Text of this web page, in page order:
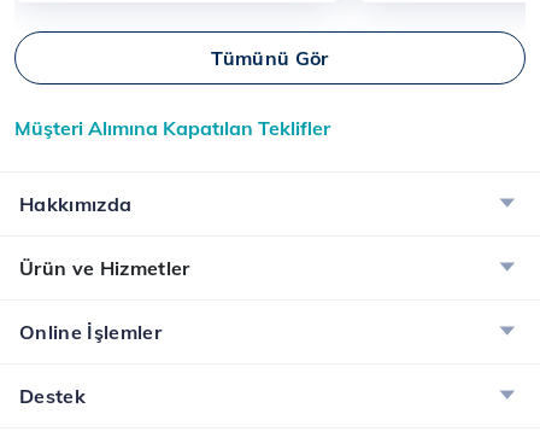
Tümünü Gör
Müşteri Alımına Kapatılan Teklifler
Hakkımızda
Ürün ve Hizmetler
Online İşlemler
Destek